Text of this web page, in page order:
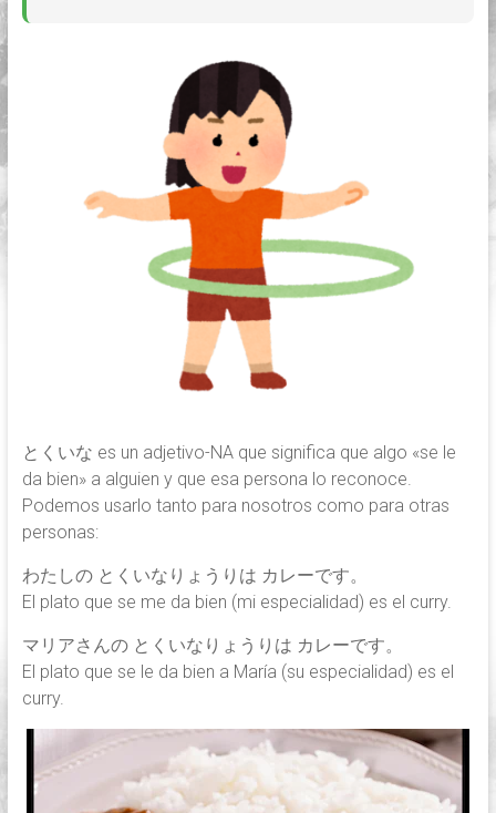
online,
とくいな es un adjetivo-NA que significa que algo «se le
da bien» a alguien y que esa persona lo reconoce.
Podemos usarlo tanto para nosotros como para otras
personas:
わたしの とくいなりょうりは カレーです。
El plato que se me da bien (mi especialidad) es el curry.
マリアさんの とくいなりょうりは カレーです。
El plato que se le da bien a María (su especialidad) es el
curry.